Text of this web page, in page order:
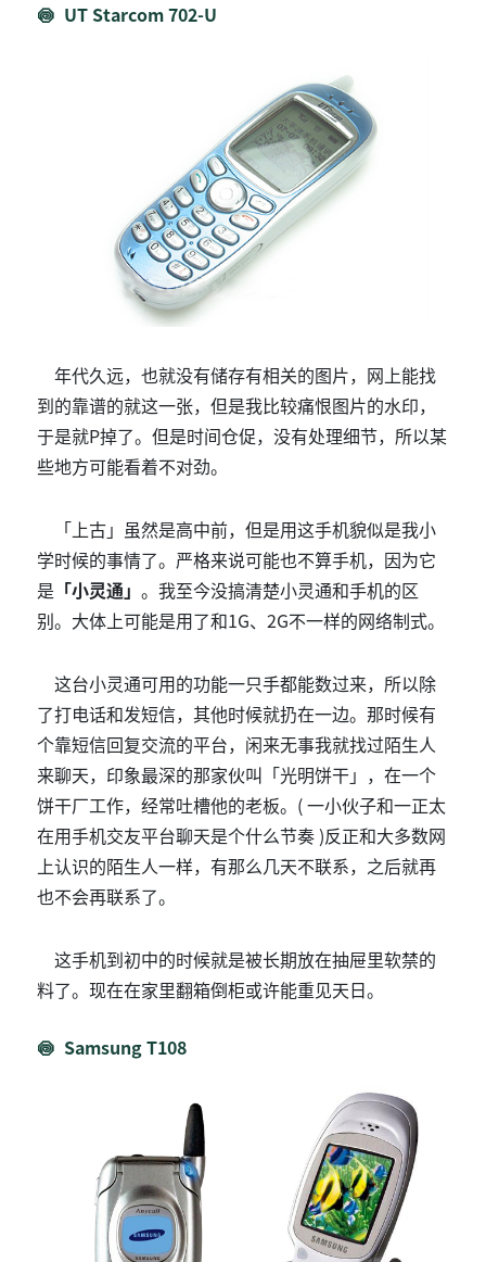
UT Starcom 702-U
年代久远，也就没有储存有相关的图片，网上能找
到的靠谱的就这一张，但是我比较痛恨图片的水印，
于是就P掉了。但是时间仓促，没有处理细节，所以某
些地方可能看着不对劲。
「上古」虽然是高中前，但是用这手机貌似是我小
学时候的事情了。严格来说可能也不算手机，因为它
是 「小灵通」 。我至今没搞清楚小灵通和手机的区
别。大体上可能是用了和1G、2G不一样的网络制式。
这台小灵通可用的功能一只手都能数过来，所以除
了打电话和发短信，其他时候就扔在一边。那时候有
个靠短信回复交流的平台，闲来无事我就找过陌生人
来聊天，印象最深的那家伙叫「光明饼干」，在一个
饼干厂工作，经常吐槽他的老板。( 一小伙子和一正太
在用手机交友平台聊天是个什么节奏 )反正和大多数网
上认识的陌生人一样，有那么几天不联系，之后就再
也不会再联系了。
这手机到初中的时候就是被长期放在抽屉里软禁的
料了。现在在家里翻箱倒柜或许能重见天日。
Samsung T108